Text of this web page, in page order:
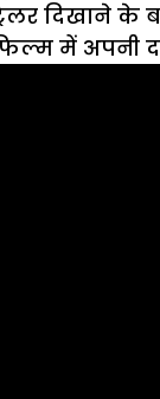
ट्रेलर
में अपनी